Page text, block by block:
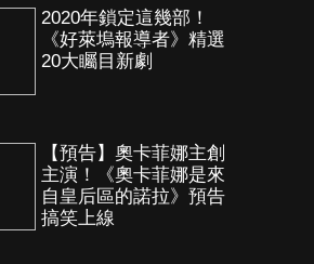
2020年鎖定這幾部！
《好萊塢報導者》精選
20大矚目新劇
【預告】奧卡菲娜主創
主演！《奧卡菲娜是來
自皇后區的諾拉》預告
搞笑上線